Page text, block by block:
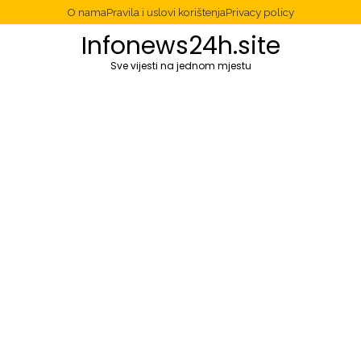
O namaPravila i uslovi korištenjaPrivacy policy
Infonews24h.site
Sve vijesti na jednom mjestu